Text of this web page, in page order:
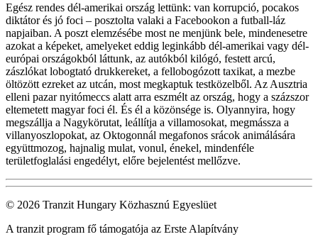
Egész rendes dél-amerikai ország lettünk: van korrupció, pocakos
diktátor és jó foci – posztolta valaki a Facebookon a futball-láz
napjaiban. A poszt elemzésébe most ne menjünk bele, mindenesetre
azokat a képeket, amelyeket eddig leginkább dél-amerikai vagy dél-
európai országokból láttunk, az autókból kilógó, festett arcú,
zászlókat lobogtató drukkereket, a fellobogózott taxikat, a mezbe
öltözött ezreket az utcán, most megkaptuk testközelből. Az Ausztria
elleni pazar nyitómeccs alatt arra eszmélt az ország, hogy a százszor
eltemetett magyar foci él. És él a közönsége is. Olyannyira, hogy
megszállja a Nagykörutat, leállítja a villamosokat, megmássza a
villanyoszlopokat, az Oktogonnál megafonos srácok animálására
együttmozog, hajnalig mulat, vonul, énekel, mindenféle
területfoglalási engedélyt, előre bejelentést mellőzve.
© 2026 Tranzit Hungary Közhasznú Egyeslüet
A tranzit program fő támogatója az Erste Alapítvány